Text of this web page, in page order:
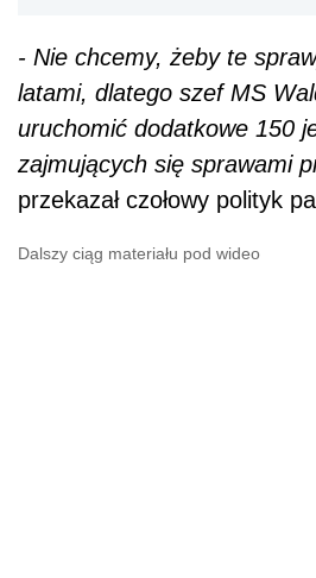
- Nie chcemy, żeby te
latami, dlatego szef MS
uruchomić dodatkowe 150
zajmujących się sprawami
przekazał czołowy polityk
Dalszy ciąg materiału pod wideo